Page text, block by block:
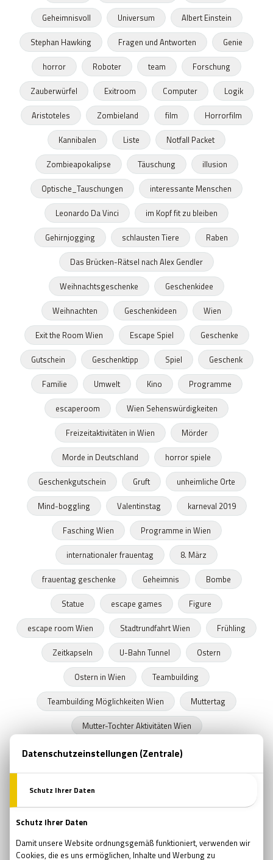
Geheimnisvoll
Universum
Albert Einstein
Stephan Hawking
Fragen und Antworten
Genie
horror
Roboter team
Forschung
Zauberwürfel
Exitroom Computer
Logik
Aristoteles
Zombieland film
Horrorfilm
Kannibalen
Liste
Notfall Packet
Zombieapokalipse
Täuschung
illusion
Optische_Tauschungen
interessante Menschen
Leonardo Da Vinci
im Kopf fit zu bleiben
Gehirnjogging
schlausten Tiere
Raben
Das Brücken-Rätsel nach Alex Gendler
Weihnachtsgeschenke
Geschenkidee
Weihnachten
Geschenkideen
Wien
Exit the Room Wien
Escape Spiel
Geschenke
Gutschein
Geschenktipp Spiel
Geschenk
Familie
Umwelt Kino
Programme
escaperoom
Wien Sehenswürdigkeiten
Freizeitaktivitäten in Wien
Mörder
Morde in Deutschland
horror spiele
Geschenkgutschein
Gruft
unheimliche Orte
Mind-boggling
Valentinstag
karneval 2019
Fasching Wien
Programme in Wien
internationaler frauentag
8. März
frauentag geschenke
Geheimnis
Bombe
Statue
escape games
Figure
escape room Wien
Stadtrundfahrt Wien
Frühling
Zeitkapseln
U-Bahn Tunnel
Ostern
Ostern in Wien
Teambuilding
Teambuilding Möglichkeiten Wien
Muttertag
Mutter-Tochter Aktivitäten Wien
Geschenke zum Muttertag
Marvel
Buchläden in Wien
Prüfung
Prüfungszeit
Verjüngung
Regeneration
Erholung Pfingsten